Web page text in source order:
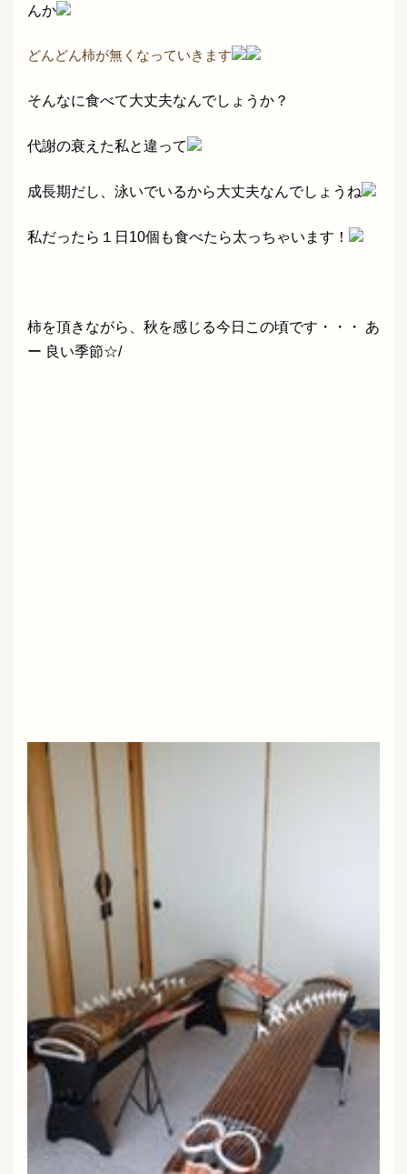
んか
どんどん柿が無くなっていきます
そんなに食べて大丈夫なんでしょうか？
代謝の衰えた私と違って
成長期だし、泳いでいるから大丈夫なんでしょうね
私だったら１日10個も食べたら太っちゃいます！
柿を頂きながら、秋を感じる今日この頃です・・・ あ
ー 良い季節☆/